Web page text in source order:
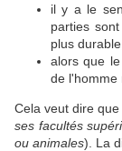
il y a le
parties
plus durable,
alors que
de l'homme
Cela veut dire
ses facultés
ou animales). La